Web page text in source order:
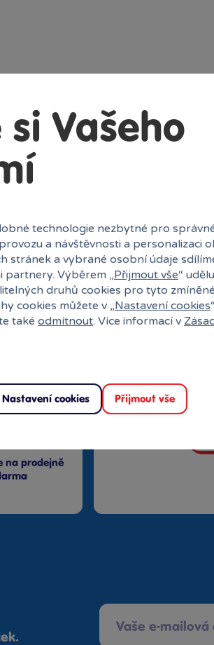
prodejen
na prodejně
si Vašeho
technologie nezbytné pro
a návštěvnosti a personalizaci
stránek a vybrané osobní údaje
partnery. Výběrem „Přijmout vše“
druhů cookies pro tyto
cookies můžete v „Nastavení cookies
také odmítnout. Více informací v
Nastavení cookies Přijmout vše